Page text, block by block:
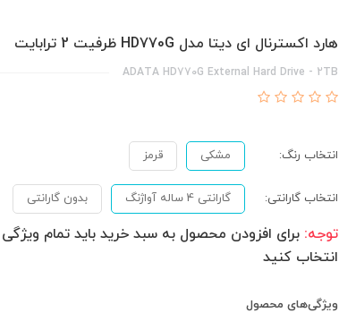
هارد اکسترنال ای دیتا مدل HD770G ظرفیت 2 ترابایت
ADATA HD770G External Hard Drive - 2TB
انتخاب رنگ: مشکی قرمز
انتخاب گارانتی: گارانتی 4 ساله آواژنگ بدون گارانتی
توجه: برای افزودن محصول به سبد خرید باید تمام ویژگی
انتخاب کنید
ویژگی‌های محصول